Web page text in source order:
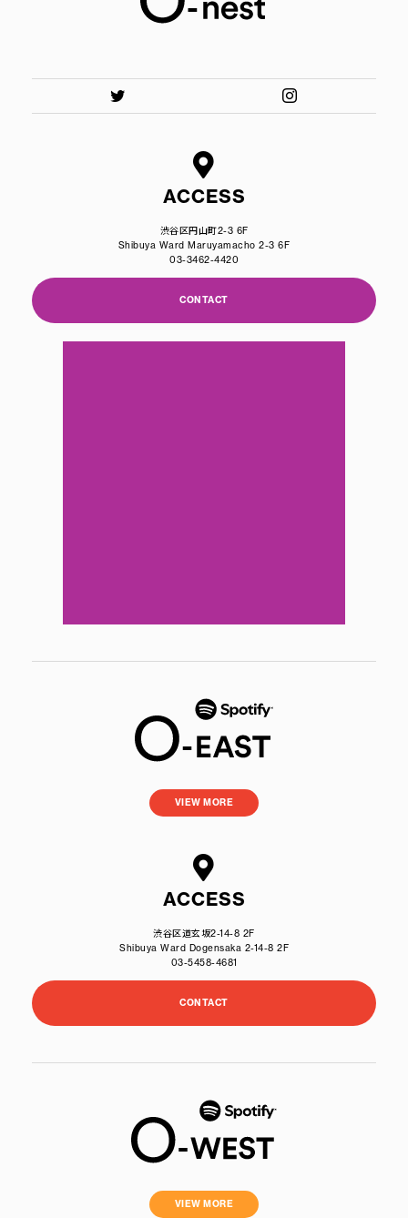
VIEW MORE
ACCESS
渋谷区道玄坂2-14-8 2F
Shibuya Ward Dogensaka 2-14-8 2F
03-5458-4681
CONTACT
VIEW MORE
ACCESS
渋谷区円山町2-3 6F
Shibuya Ward Maruyamacho 2-3 6F
03-3462-4420
CONTACT